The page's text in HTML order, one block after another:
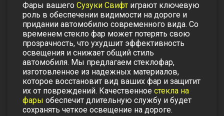
Фары вашего Сузуки Свифт играют ключевую
роль в обеспечении видимости на дороге и
придании автомобилю современного вида. Со
временем стекло фар может потерять свою
прозрачность, что ухудшит эффективность
освещения и снижает общий стиль
автомобиля. Мы предлагаем стеклофар,
изготовленное из надежных материалов,
которое восстановит вид ваших фар и защитит
их от повреждений. Качественное стекла на
фары обеспечит длительную службу и будет
сохранять четкое освещение на дороге.